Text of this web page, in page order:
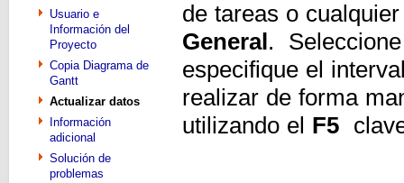
Usuario e
Información del
Proyecto
Copia Diagrama de
Gantt
Actualizar datos
Información
adicional
Solución de
problemas
de tareas o
General .
especifique el
realizar de forma
utilizando el F5